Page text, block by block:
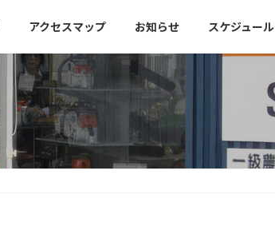
アクセスマップ お知らせ スケジュール